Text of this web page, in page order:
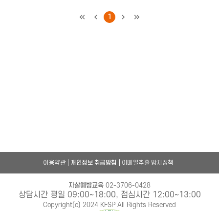
처음이전1 다음마지막
이용약관 개인정보 취급방침 이메일추출 방지정책
자살예방교육 02-3706-0428
상담시간 평일 09:00~18:00, 점심시간 12:00~13:00
Copyright(c) 2024 KFSP All Rights Reserved